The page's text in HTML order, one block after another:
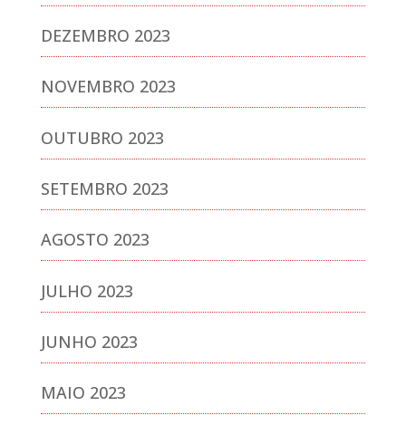
DEZEMBRO 2023
NOVEMBRO 2023
OUTUBRO 2023
SETEMBRO 2023
AGOSTO 2023
JULHO 2023
JUNHO 2023
MAIO 2023